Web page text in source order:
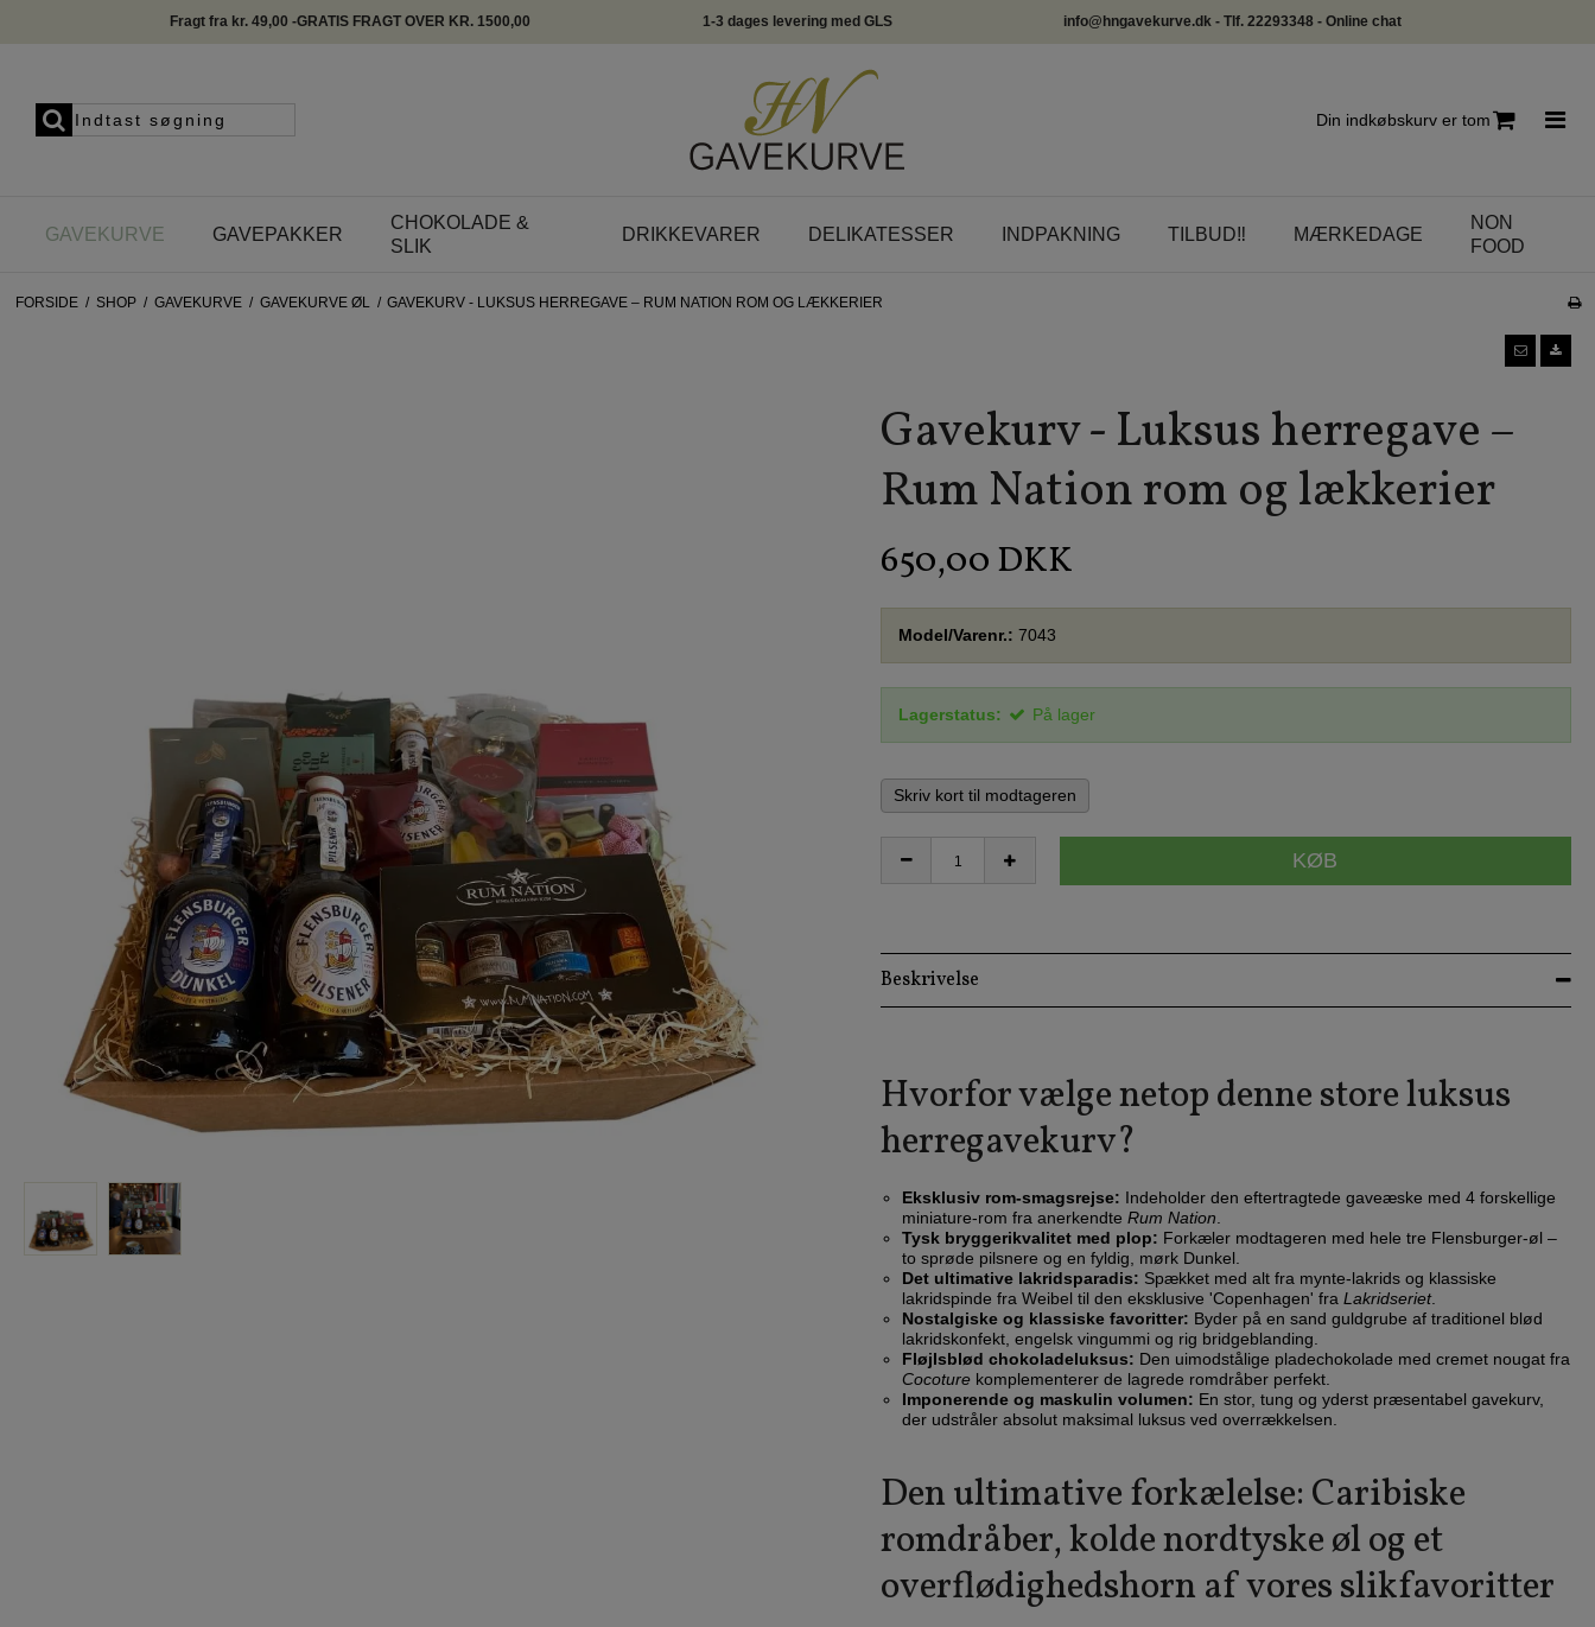
Fragt fra kr. 49,00 -GRATIS FRAGT OVER KR. 1500,00 1-3 dages levering med GLS info@hngavekurve.dk - Tlf. 22293348 - Online chat
Din indkøbskurv er tom
GAVEKURVE GAVEPAKKER
CHOKOLADE &
SLIK
DRIKKEVARER DELIKATESSER INDPAKNING TILBUD‼️ MÆRKEDAGE
NON
FOOD
FORSIDE / SHOP / GAVEKURVE / GAVEKURVE ØL / GAVEKURV - LUKSUS HERREGAVE – RUM NATION ROM OG LÆKKERIER
Gavekurv - Luksus herregave –
Rum Nation rom og lækkerier
650,00 DKK
Model/Varenr.: 7043
Lagerstatus: På lager
Skriv kort til modtageren
KØB
Beskrivelse
Hvorfor vælge netop denne store luksus
herregavekurv?
Eksklusiv rom-smagsrejse: Indeholder den eftertragtede gaveæske med 4 forskellige
miniature-rom fra anerkendte Rum Nation.
Tysk bryggerikvalitet med plop: Forkæler modtageren med hele tre Flensburger-øl –
to sprøde pilsnere og en fyldig, mørk Dunkel.
Det ultimative lakridsparadis: Spækket med alt fra mynte-lakrids og klassiske
lakridspinde fra Weibel til den eksklusive 'Copenhagen' fra Lakridseriet.
Nostalgiske og klassiske favoritter: Byder på en sand guldgrube af traditionel blød
lakridskonfekt, engelsk vingummi og rig bridgeblanding.
Fløjlsblød chokoladeluksus: Den uimodstålige pladechokolade med cremet nougat fra
Cocoturekomplementerer de lagrede romdråber perfekt.
Imponerende og maskulin volumen: En stor, tung og yderst præsentabel gavekurv,
der udstråler absolut maksimal luksus ved overrækkelsen.
Den ultimative forkælelse: Caribiske
romdråber, kolde nordtyske øl og et
overflødighedshorn af vores slikfavoritter